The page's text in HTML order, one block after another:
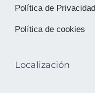
Política de Privacidad
Política de cookies
Localización